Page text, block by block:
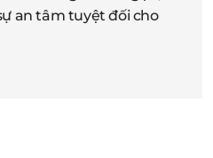
an tâm tuyệt đối cho